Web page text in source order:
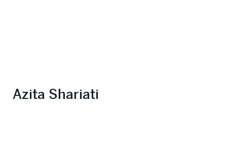
Azita Shariati